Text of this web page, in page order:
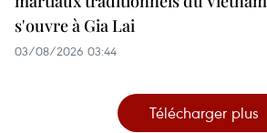
s'ouvre à Gia Lai
03/08/2026 03:44
Télécharger plus